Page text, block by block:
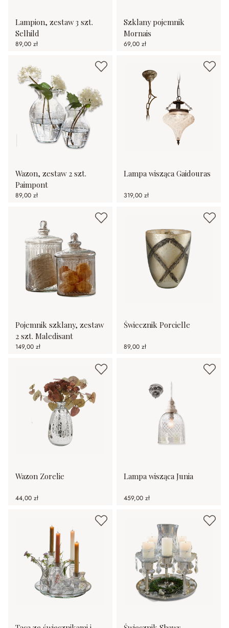
Lampion, zestaw 3 szt.
Selhild
89,00 zł
Szklany pojemnik
Mornais
69,00 zł
Wazon, zestaw 2 szt.
Paimpont
89,00 zł
Lampa wisząca Gaidouras
319,00 zł
Pojemnik szklany, zestaw
2 szt. Maledisant
149,00 zł
Świecznik Porcielle
89,00 zł
Wazon Zorelie
44,00 zł
Lampa wisząca Junia
459,00 zł